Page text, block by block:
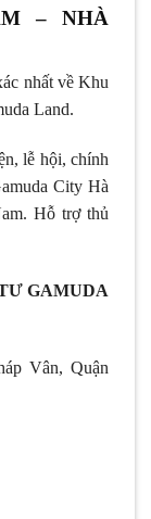
– NHÀ
nhất về Khu
Land.
lễ hội, chính
City Hà
Hỗ trợ thủ
GAMUDA
Vân, Quận